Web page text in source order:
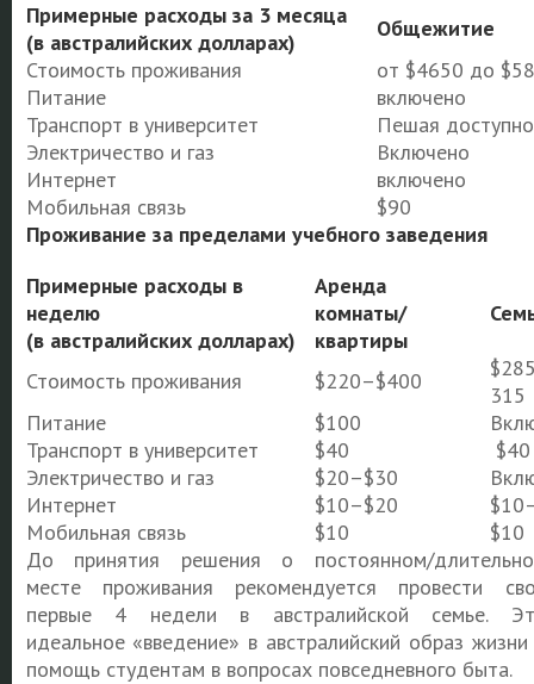
Примерные расходы за 3 месяца
(в австралийских долларах)
Общежитие
Стоимость проживания
от $4650 до
Питание
включено
Транспорт в университет
Пешая
Электричество и газ
Включено
Интернет
включено
Мобильная связь
$90
Проживание за пределами учебного заведения
Примерные расходы в
неделю
(в австралийских долларах)
Аренда
комнаты/
квартиры
Стоимость проживания $220–$400
315
Питание
$100
Транспорт в университет
$40
$40
Электричество и газ
$20–$30
Интернет
$10–$20
Мобильная связь
$10
$10
До принятия решения о постоянном/
месте проживания рекомендуется провести
первые 4 недели в австралийской семье.
идеальное «введение» в австралийский образ
помощь студентам в вопросах повседневного быта.